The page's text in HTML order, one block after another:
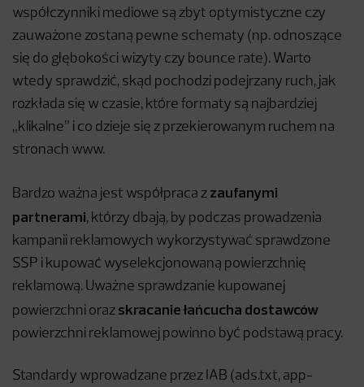
współczynniki mediowe są zbyt optymistyczne czy
zauważone zostaną pewne schematy (np. odnoszące
się do głębokości wizyty czy bounce rate). Warto
wtedy sprawdzić, skąd pochodzi podejrzany ruch, jak
rozkłada się w czasie, które formaty są najbardziej
„klikalne” i co dzieje się z przekierowanym ruchem na
stronach www.
Bardzo ważna jest współpraca z zaufanymi
partnerami, którzy dbają, by podczas prowadzenia
kampanii reklamowych wykorzystywać sprawdzone
SSP i kupować wyselekcjonowaną powierzchnię
reklamową. Uważne sprawdzanie kupowanej
powierzchni oraz skracanie łańcucha dostawców
powierzchni reklamowej powinno być podstawą pracy.
Standardy wprowadzane przez IAB (ads.txt, app-